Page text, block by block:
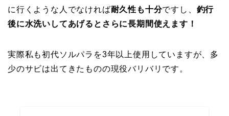
に行くような人でなければ耐久性も十分ですし、 釣行
後に水洗いしてあげるとさらに長期間使えます！
実際私も初代ソルパラを3年以上使用していますが、多
少のサビは出てきたものの現役バリバリです。